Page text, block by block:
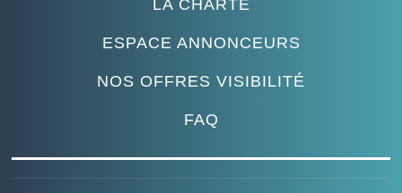
LA CHARTE
ESPACE ANNONCEURS
NOS OFFRES VISIBILITÉ
FAQ